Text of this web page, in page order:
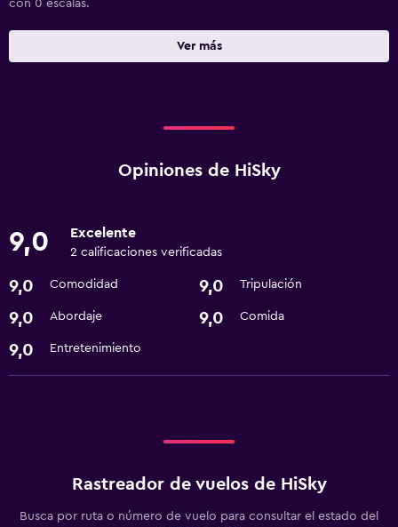
con 0 escalas.
Ver más
Opiniones de HiSky
9,0 Excelente
2 calificaciones verificadas
9,0 Comodidad 9,0 Tripulación
9,0 Abordaje 9,0 Comida
9,0 Entretenimiento
Rastreador de vuelos de HiSky
Busca por ruta o número de vuelo para consultar el estado del